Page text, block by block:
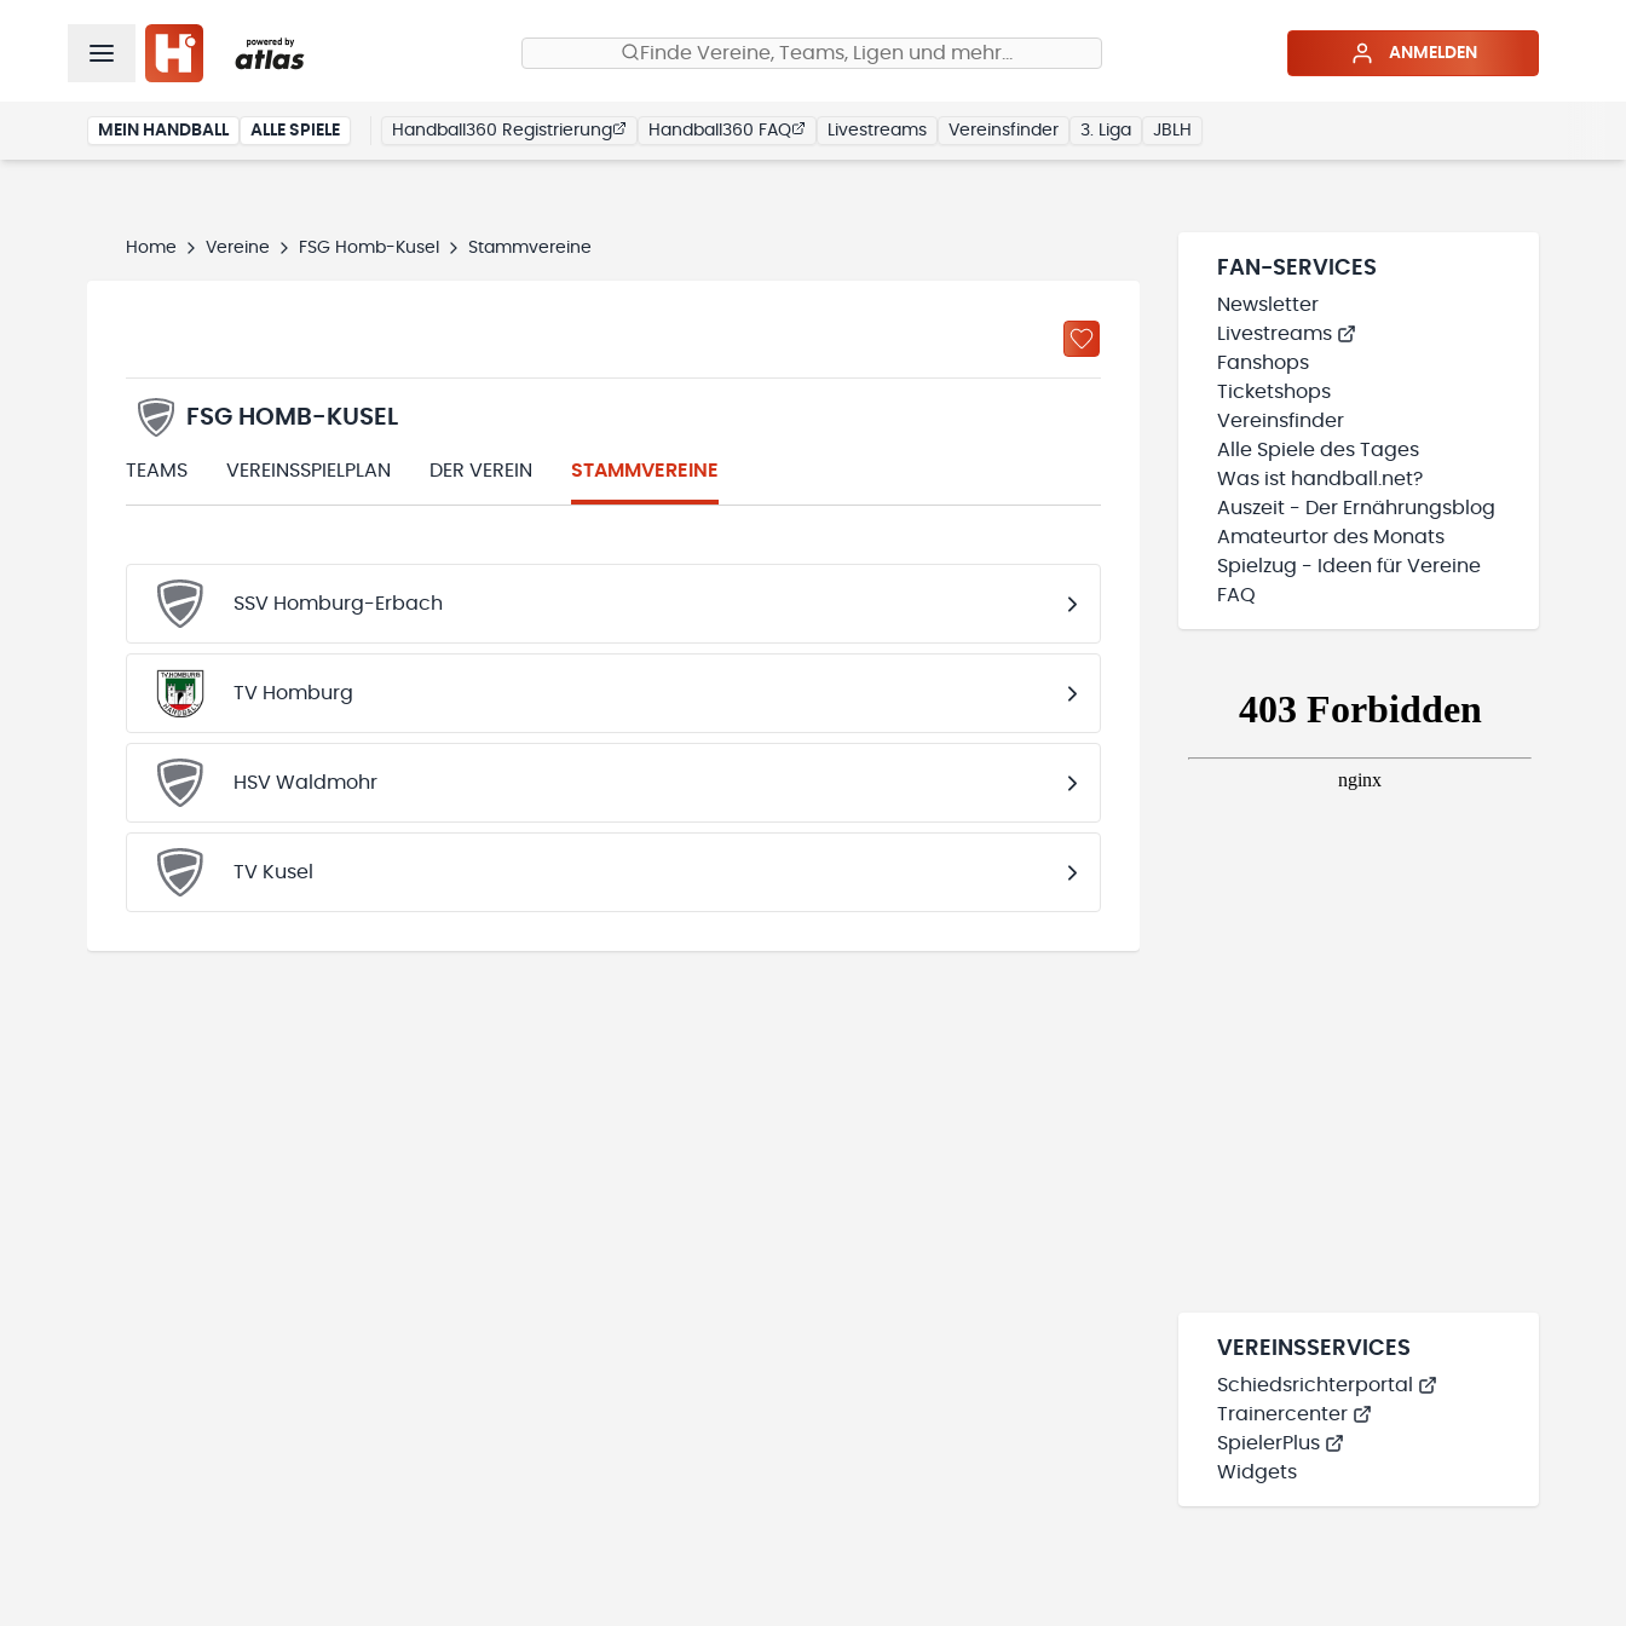
Finde Vereine, Teams, Ligen und mehr… ANMELDEN
MEIN HANDBALL ALLE SPIELE Handball360 Registrierung Handball360 FAQ Livestreams Vereinsfinder 3. Liga JBLH
Home Vereine FSG Homb-Kusel Stammvereine
FSG HOMB-KUSEL
TEAMS VEREINSSPIELPLAN DER VEREIN STAMMVEREINE
SSV Homburg-Erbach
TV Homburg
HSV Waldmohr
TV Kusel
FAN-SERVICES
Newsletter
Livestreams
Fanshops
Ticketshops
Vereinsfinder
Alle Spiele des Tages
Was ist handball.net?
Auszeit - Der Ernährungsblog
Amateurtor des Monats
Spielzug - Ideen für Vereine
FAQ
VEREINSSERVICES
Schiedsrichterportal
Trainercenter
SpielerPlus
Widgets